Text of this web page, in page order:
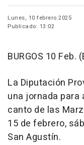
Lunes, 10 febrero 2025
Publicado: 13:02
BURGOS 10 Feb.
La Diputación
una jornada para
canto de las
15 de febrero,
San Agustín.